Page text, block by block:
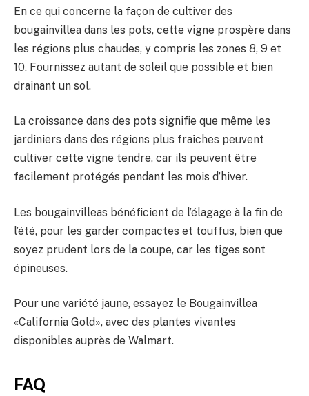
En ce qui concerne la façon de cultiver des
bougainvillea dans les pots, cette vigne prospère dans
les régions plus chaudes, y compris les zones 8, 9 et
10. Fournissez autant de soleil que possible et bien
drainant un sol.
La croissance dans des pots signifie que même les
jardiniers dans des régions plus fraîches peuvent
cultiver cette vigne tendre, car ils peuvent être
facilement protégés pendant les mois d’hiver.
Les bougainvilleas bénéficient de l’élagage à la fin de
l’été, pour les garder compactes et touffus, bien que
soyez prudent lors de la coupe, car les tiges sont
épineuses.
Pour une variété jaune, essayez le Bougainvillea
«California Gold», avec des plantes vivantes
disponibles auprès de Walmart.
FAQ